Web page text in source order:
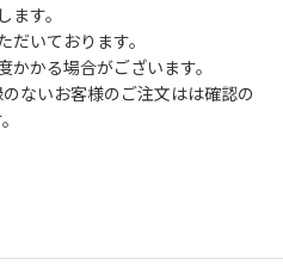
ます。
だいております。
かかる場合がございます。
ないお客様のご注文はは確認の